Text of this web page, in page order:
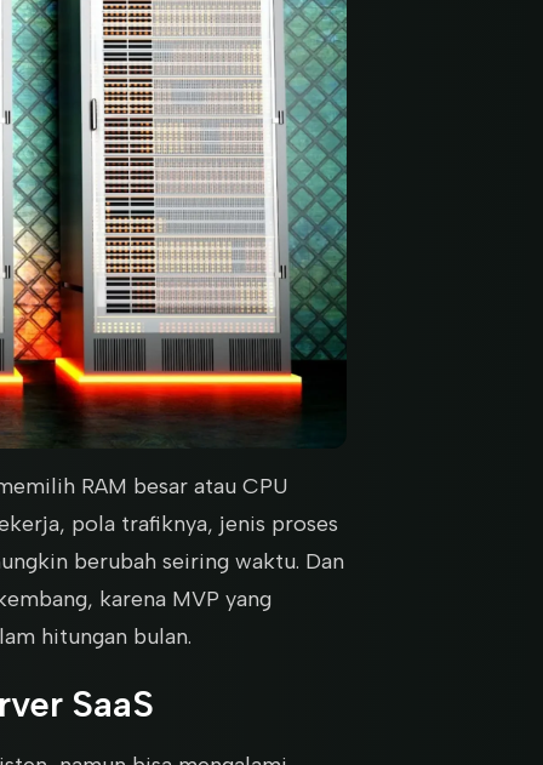
RAM besar atau CPU
pola trafiknya, jenis proses
berubah seiring waktu. Dan
karena MVP yang
hitungan bulan.
SaaS